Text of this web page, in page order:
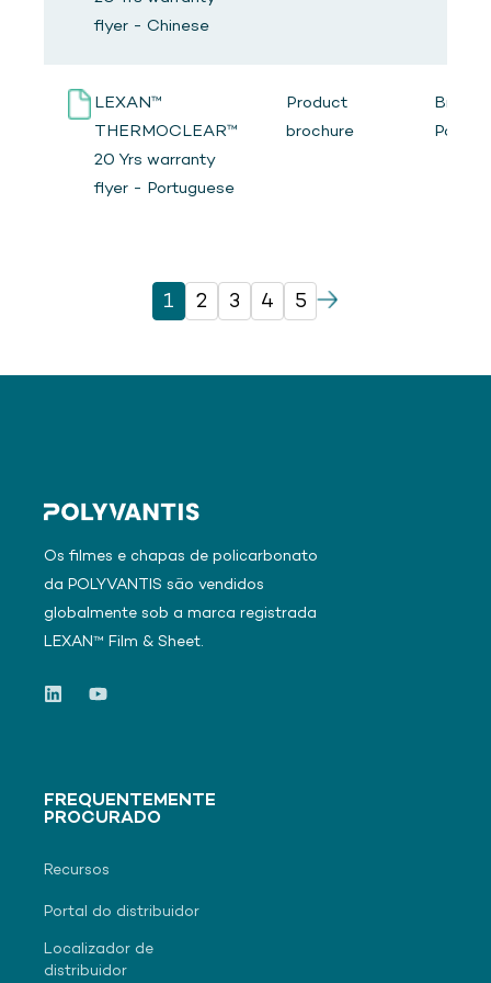
flyer - Chinese
LEXAN™
THERMOCLEAR™
20 Yrs warranty
flyer - Portuguese
Product
brochure
1 2 3 4 5
Os filmes e chapas de policarbonato
da POLYVANTIS são vendidos
globalmente sob a marca registrada
LEXAN™ Film & Sheet.
FREQUENTEMENTE
PROCURADO
Recursos
Portal do distribuidor
Localizador de
distribuidor